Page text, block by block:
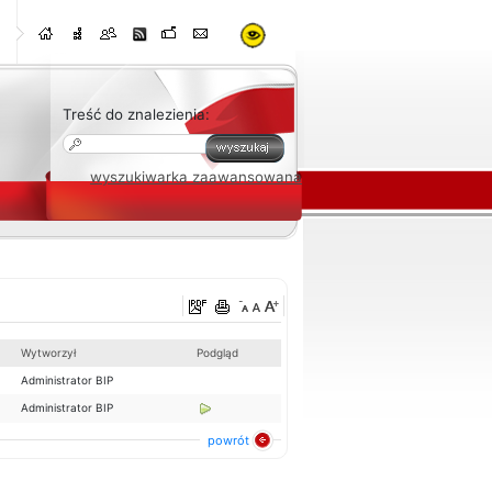
Treść do znalezienia:
wyszukiwarka zaawansowana
Wytworzył Podgląd
Administrator BIP
Administrator BIP
powrót